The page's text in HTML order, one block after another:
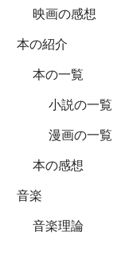
映画の感想
本の紹介
本の一覧
小説の一覧
漫画の一覧
本の感想
音楽
音楽理論